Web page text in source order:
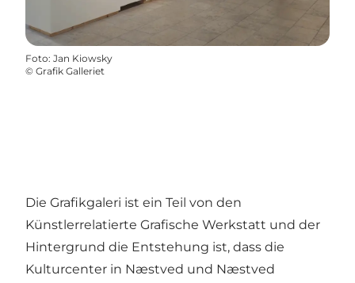
Foto: Jan Kiowsky
© Grafik Galleriet
Die Grafikgaleri ist ein Teil von den
Künstlerrelatierte Grafische Werkstatt und der
Hintergrund die Entstehung ist, dass die
Kulturcenter in Næstved und Næstved